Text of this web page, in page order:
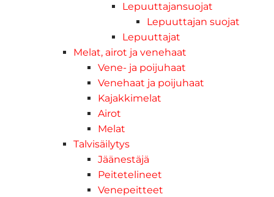
Lepuuttajansuojat
Lepuuttajan suojat
Lepuuttajat
Melat, airot ja venehaat
Vene- ja poijuhaat
Venehaat ja poijuhaat
Kajakkimelat
Airot
Melat
Talvisäilytys
Jäänestäjä
Peitetelineet
Venepeitteet